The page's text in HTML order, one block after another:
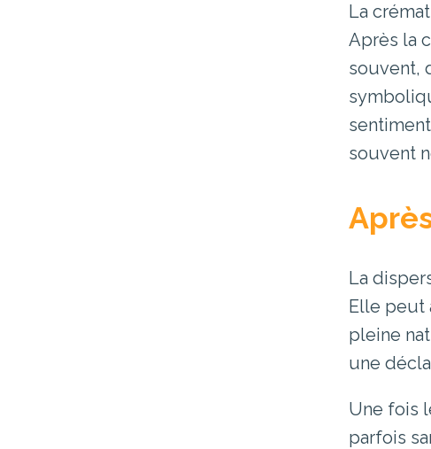
La
Après la
souvent,
souvent
La
Elle peut
pleine
une
Une fois
parfois